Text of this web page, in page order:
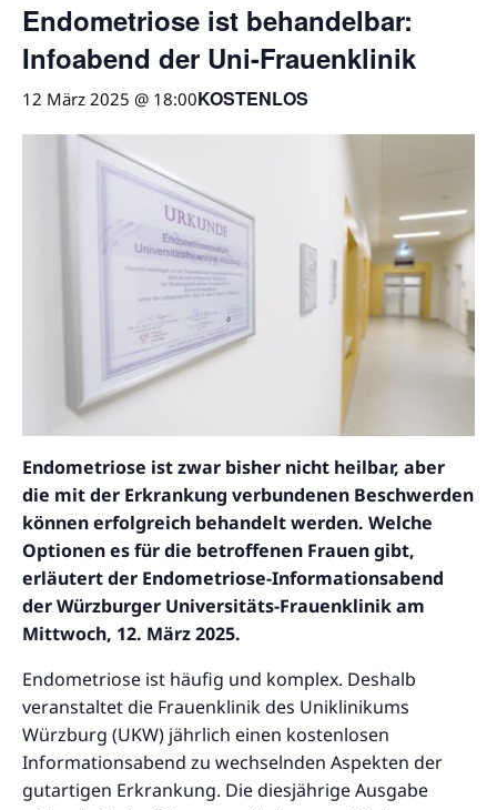
Endometriose ist behandelbar:
Infoabend der Uni-Frauenklinik
12 März 2025 @ 18:00KOSTENLOS
Endometriose ist zwar bisher nicht heilbar, aber
die mit der Erkrankung verbundenen Beschwerden
können erfolgreich behandelt werden. Welche
Optionen es für die betroffenen Frauen gibt,
erläutert der Endometriose-Informationsabend
der Würzburger Universitäts-Frauenklinik am
Mittwoch, 12. März 2025.
Endometriose ist häufig und komplex. Deshalb
veranstaltet die Frauenklinik des Uniklinikums
Würzburg (UKW) jährlich einen kostenlosen
Informationsabend zu wechselnden Aspekten der
gutartigen Erkrankung. Die diesjährige Ausgabe